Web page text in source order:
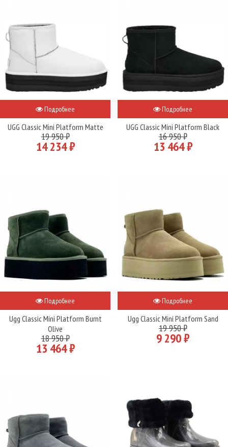
Подробнее
UGG Classic Mini Platform Matte
19 950 ₽
14 234 ₽
Подробнее
UGG Classic Mini Platform Black
16 950 ₽
13 464 ₽
Подробнее
Ugg Classic Mini Platform Burnt
Olive
18 950 ₽
13 464 ₽
Подробнее
Ugg Classic Mini Platform Sand
19 950 ₽
9 290 ₽